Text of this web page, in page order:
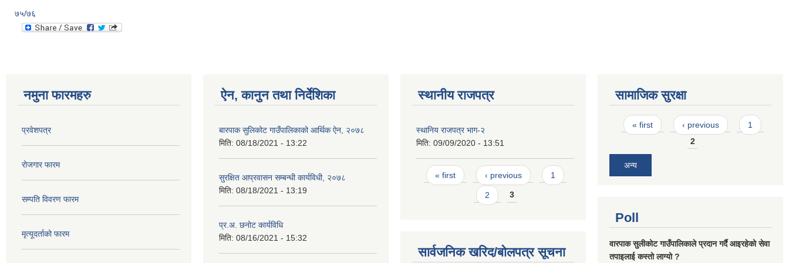
७५/७६
नमुना फारमहरु
प्रवेशपत्र
रोजगार फारम
सम्पति विवरण फारम
मृत्यूदर्ताको फारम
ऐन, कानुन तथा निर्देशिका
बारपाक सुलिकोट गाउँपालिकाको आर्थिक ऐन, २०७८
मिति: 08/18/2021 - 13:22
सुरक्षित आप्रवासन सम्बन्धी कार्यविधी, २०७८
मिति: 08/18/2021 - 13:19
प्र.अ. छनोट कार्यविधि
मिति: 08/16/2021 - 15:32
स्थानीय राजपत्र
स्थानिय राजपत्र भाग-२
मिति: 09/09/2020 - 13:51
Pages
« first ‹ previous 1
2 3
सार्वजनिक खरिद/बोलपत्र सूचना
सामाजिक सुरक्षा
Pages
« first ‹ previous
1
2
अन्य
Poll
वारपाक सुलीकोट गाउँपालिकाले प्रदान गर्दै आइरहेको सेवा
तपाइलाई कस्तो लाग्यो ?